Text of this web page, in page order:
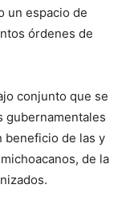
un espacio de
órdenes de
conjunto que se
gubernamentales
beneficio de las y
de la